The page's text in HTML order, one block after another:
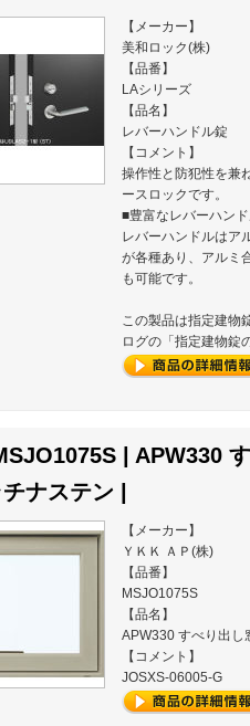
【メーカー】
美和ロック(株)
【品番】
LAシリーズ
【品名】
レバーハンドル錠
【コメント】
操作性と防犯性を兼
ースロックです。
■豊富なレバーハン
レバーハンドルはア
が各種あり、アルミ
も可能です。
この製品は指定建物
ログの「指定建物錠
| APW330
ナステン |
【メーカー】
ＹＫＫ ＡＰ(株)
【品番】
MSJO1075S
【品名】
APW330 すべり出し
【コメント】
JOSXS-06005-G